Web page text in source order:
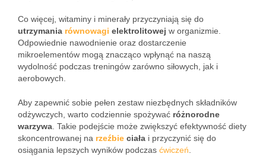
Co więcej, witaminy i minerały przyczyniają się do
utrzymania równowagi elektrolitowej w organizmie.
Odpowiednie nawodnienie oraz dostarczenie
mikroelementów mogą znacząco wpłynąć na naszą
wydolność podczas treningów zarówno siłowych, jak i
aerobowych.
Aby zapewnić sobie pełen zestaw niezbędnych składników
odżywczych, warto codziennie spożywać różnorodne
warzywa . Takie podejście może zwiększyć efektywność diety
skoncentrowanej na rzeźbie ciała i przyczynić się do
osiągania lepszych wyników podczas ćwiczeń